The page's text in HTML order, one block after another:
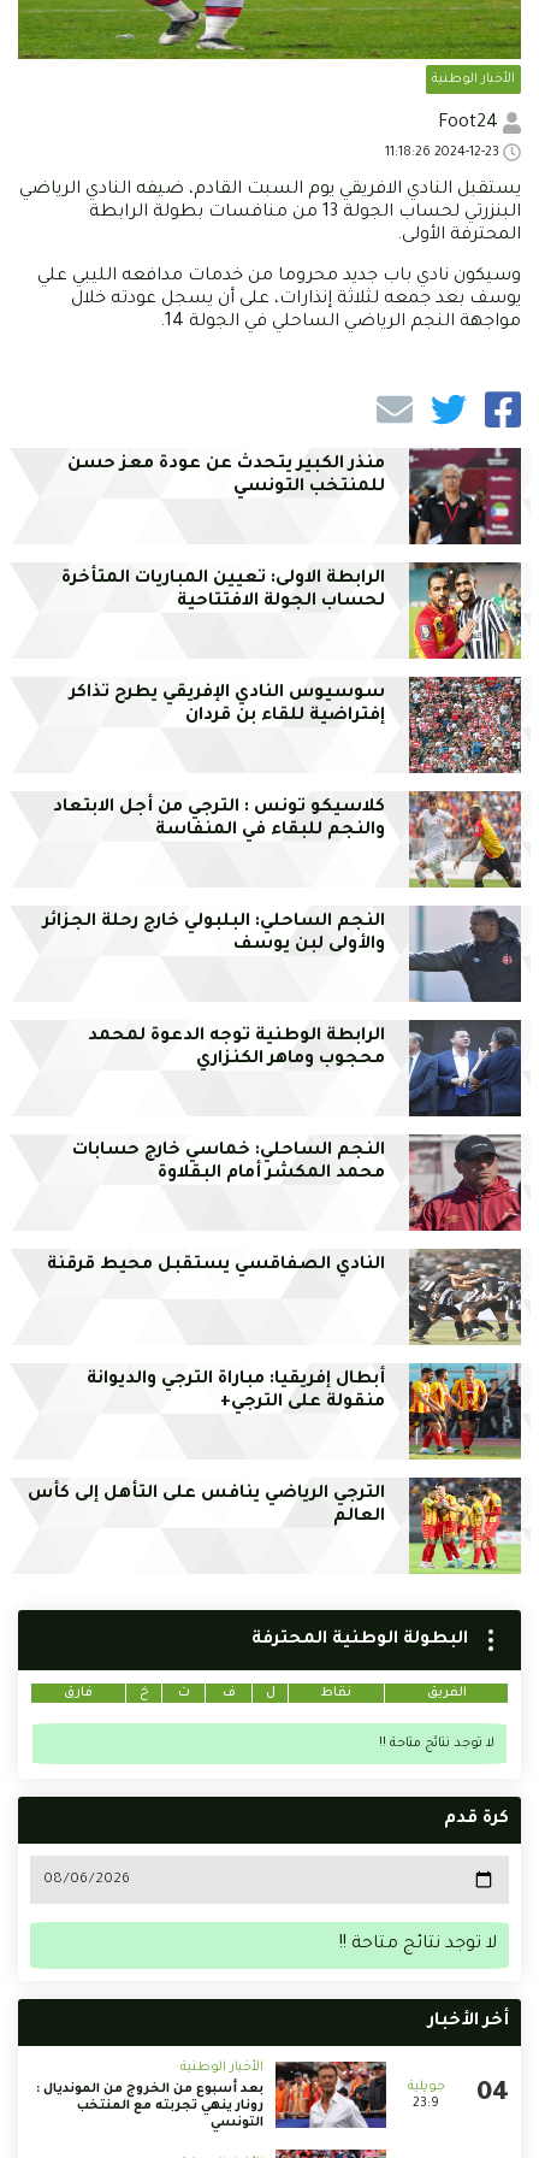
الأخبار الوطنية
يستقبل النادي الافريقي يوم السبت القادم، ضيفه النادي الرياضي
البنزرتي لحساب الجولة 13 من منافسات بطولة الرابطة
المحترفة الأولى.
وسيكون نادي باب جديد محروما من خدمات مدافعه الليبي علي
يوسف بعد جمعه لثلاثة إنذارات، على أن يسجل عودته خلال
مواجهة النجم الرياضي الساحلي في الجولة 14.
منذر الكبير يتحدث عن عودة معز حسن
للمنتخب التونسي
الرابطة الاولى: تعيين المباريات المتأخرة
لحساب الجولة الافتتاحية
سوسيوس النادي الإفريقي يطرح تذاكر
إفتراضية للقاء بن قردان
كلاسيكو تونس : الترجي من أجل الابتعاد
والنجم للبقاء في المنفاسة
النجم الساحلي: البلبولي خارج رحلة الجزائر
والأولى لبن يوسف
الرابطة الوطنية توجه الدعوة لمحمد
محجوب وماهر الكنزاري
النجم الساحلي: خماسي خارج حسابات
محمد المكشر أمام البقلاوة
النادي الصفاقسي يستقبل محيط قرقنة
أبطال إفريقيا: مباراة الترجي والديوانة
منقولة على الترجي+
الترجي الرياضي ينافس على التأهل إلى كأس
العالم
البطولة الوطنية المحترفة
الفريق نقاط ل ف ت خ فارق
لا توجد نتائج متاحة !!
كرة قدم
لا توجد نتائج متاحة !!
أخر الأخبار
23:9
الأخبار الوطنية
بعد أسبوع من الخروج من المونديال :
رونار ينهي تجربته مع المنتخب
التونسي